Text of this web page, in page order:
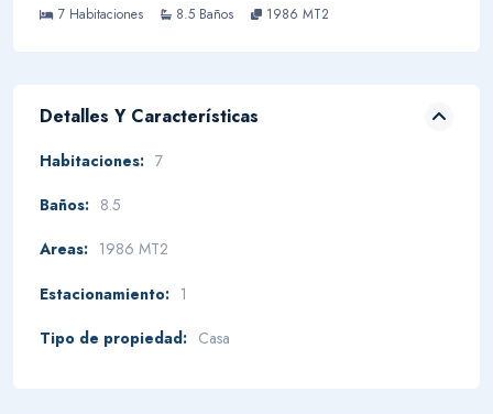
7 Habitaciones 8.5 Baños 1986 MT2
Detalles Y Características
Habitaciones: 7
Baños: 8.5
Areas: 1986 MT2
Estacionamiento: 1
Tipo de propiedad: Casa